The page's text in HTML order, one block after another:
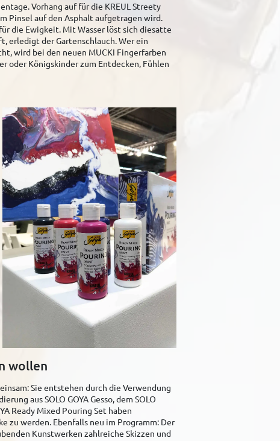
Vorhang auf für die KREUL Streety
Pinsel auf den Asphalt aufgetragen wird.
die Ewigkeit. Mit Wasser löst sich diesatte
erledigt der Gartenschlauch. Wer ein
wird bei den neuen MUCKI Fingerfarben
oder Königskinder zum Entdecken, Fühlen
wollen
Sie entstehen durch die Verwendung
aus SOLO GOYA Gesso, dem SOLO
Ready Mixed Pouring Set haben
zu werden. Ebenfalls neu im Programm: Der
Kunstwerken zahlreiche Skizzen und